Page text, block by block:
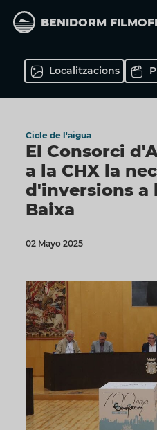
contingut
BENIDORM
Localitzacions
Cicle de l'aigua
El Consorci
a la CHX la
d'inversions a
Baixa
02 Mayo 2025